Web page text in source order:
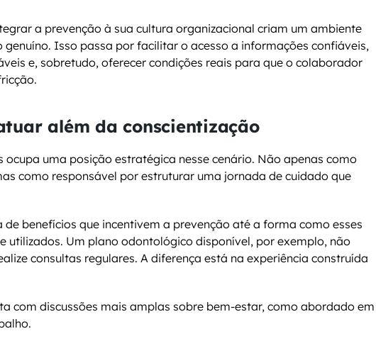
a prevenção à sua cultura organizacional criam um ambiente
Isso passa por facilitar o acesso a informações confiáveis,
e, sobretudo, oferecer condições reais para que o colaborador
além da conscientização
ocupa uma posição estratégica nesse cenário. Não apenas como
como responsável por estruturar uma jornada de cuidado que
de benefícios que incentivem a prevenção até a forma como esses
utilizados. Um plano odontológico disponível, por exemplo, não
consultas regulares. A diferença está na experiência construída
com discussões mais amplas sobre bem-estar, como abordado em